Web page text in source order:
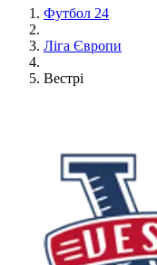
Футбол 24
Ліга Європи
Вестрі